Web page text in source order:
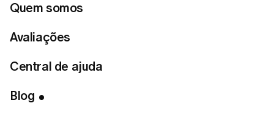
Quem somos
Avaliações
Central de ajuda
Blog